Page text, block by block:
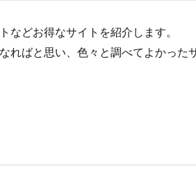
などお得なサイトを紹介します。
ればと思い、色々と調べてよかった